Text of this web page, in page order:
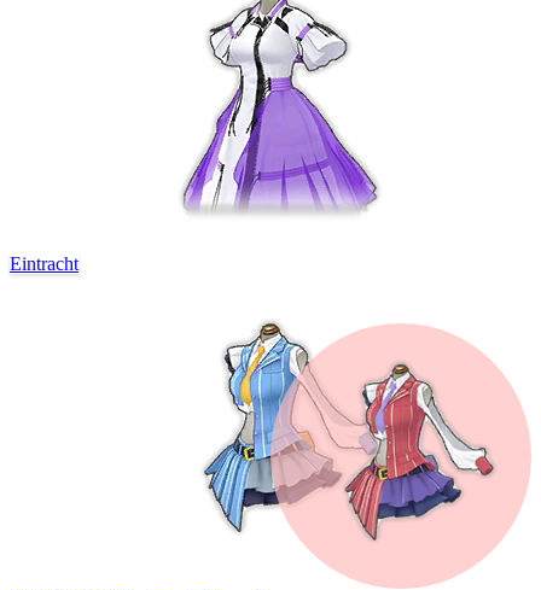
Eintracht